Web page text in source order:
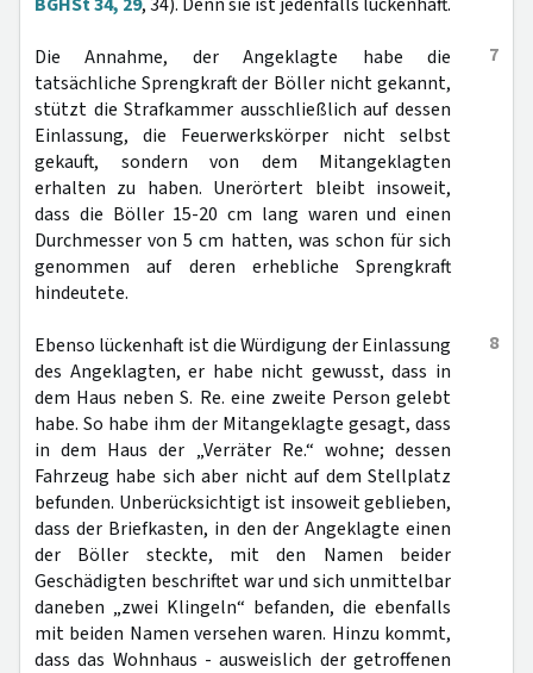
7
Die Annahme, der Angeklagte habe die
tatsächliche Sprengkraft der Böller nicht gekannt,
stützt die Strafkammer ausschließlich auf dessen
Einlassung, die Feuerwerkskörper nicht selbst
gekauft, sondern von dem Mitangeklagten
erhalten zu haben. Unerörtert bleibt insoweit,
dass die Böller 15-20 cm lang waren und einen
Durchmesser von 5 cm hatten, was schon für sich
genommen auf deren erhebliche Sprengkraft
hindeutete.
8
Ebenso lückenhaft ist die Würdigung der Einlassung
des Angeklagten, er habe nicht gewusst, dass in
dem Haus neben S. Re. eine zweite Person gelebt
habe. So habe ihm der Mitangeklagte gesagt, dass
in dem Haus der „Verräter Re.“ wohne; dessen
Fahrzeug habe sich aber nicht auf dem Stellplatz
befunden. Unberücksichtigt ist insoweit geblieben,
dass der Briefkasten, in den der Angeklagte einen
der Böller steckte, mit den Namen beider
Geschädigten beschriftet war und sich unmittelbar
daneben „zwei Klingeln“ befanden, die ebenfalls
mit beiden Namen versehen waren. Hinzu kommt,
dass das Wohnhaus - ausweislich der getroffenen